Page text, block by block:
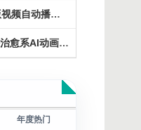
安卓抖音9.9.2002TV大屏版视频自动播放横屏模式
最近爆火动画vlog蓝海玩法治愈系AI动画动态插画
年度热门